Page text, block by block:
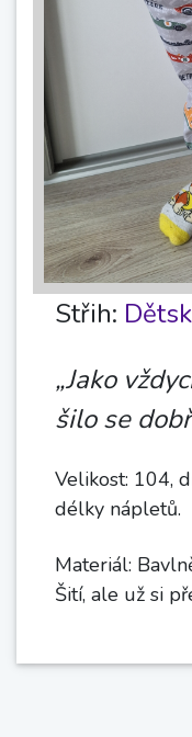
Střih:
„Jako
šilo se
Velikost: 104,
délky nápletů.
Materiál:
Šití, ale už si